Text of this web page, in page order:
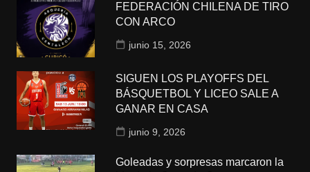
FEDERACIÓN CHILENA DE TIRO
CON ARCO
junio 15, 2026
SIGUEN LOS PLAYOFFS DEL
BÁSQUETBOL Y LICEO SALE A
GANAR EN CASA
junio 9, 2026
Goleadas y sorpresas marcaron la